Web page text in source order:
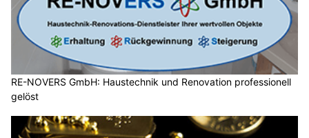
RE-NOVERS GmbH: Haustechnik und Renovation professionell
gelöst